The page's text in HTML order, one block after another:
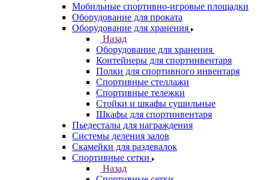
Мобильные спортивно-игровые площадки
Оборудование для проката
Оборудование для хранения
Назад
Оборудование для хранения
Контейнеры для спортинвентаря
Полки для спортивного инвентаря
Спортивные стеллажи
Спортивные тележки
Стойки и шкафы сушильные
Шкафы для спортинвентаря
Пьедесталы для награждения
Системы деления залов
Скамейки для раздевалок
Спортивные сетки
Назад